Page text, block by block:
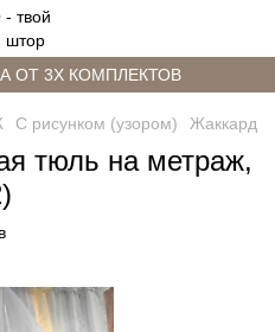
ОТ 3Х КОМПЛЕКТОВ
С рисунком (узором) Жаккард
тюль на метраж,